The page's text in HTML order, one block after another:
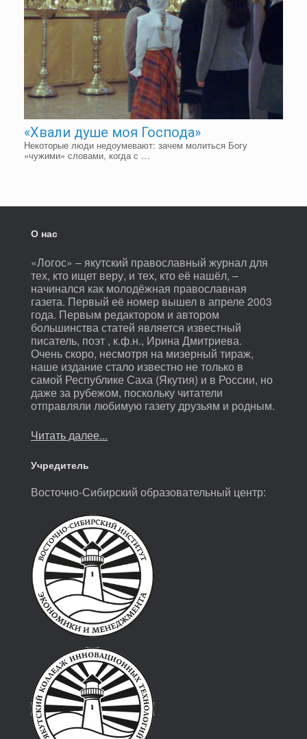
«Хвали душе моя Господа»
Некоторые люди недоумевают: зачем молиться Богу
«чужими» словами, когда с …
О нас
«Логос» – якутский православный журнал для
тех, кто ищет веру, и тех, кто её нашёл, –
начинался как молодёжная православная
газета. Первый её номер вышел в апреле 2003
года. Первым редактором и автором
большинства статей является известный
писатель, поэт , к.ф.н., Ирина Дмитриева.
Очень скоро, несмотря на мизерный тираж,
наше издание стало известно не только в
самой Республике Саха (Якутия) и в России, но
даже за рубежом, поскольку читатели
отправляли любимую газету друзьям и родным.
Читать далее...
Учредитель
Восточно-Сибирский образовательный центр: